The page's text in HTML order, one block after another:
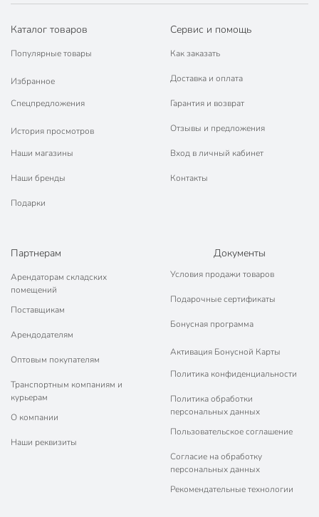
Каталог товаров
Популярные товары
Избранное
Спецпредложения
История просмотров
Наши магазины
Наши бренды
Подарки
Сервис и помощь
Как заказать
Доставка и оплата
Гарантия и возврат
Отзывы и предложения
Вход в личный кабинет
Контакты
Партнерам
Арендаторам складских
помещений
Поставщикам
Арендодателям
Оптовым покупателям
Транспортным компаниям и
курьерам
О компании
Наши реквизиты
Документы
Условия продажи товаров
Подарочные сертификаты
Бонусная программа
Активация Бонусной Карты
Политика конфиденциальности
Политика обработки
персональных данных
Пользовательское соглашение
Согласие на обработку
персональных данных
Рекомендательные технологии